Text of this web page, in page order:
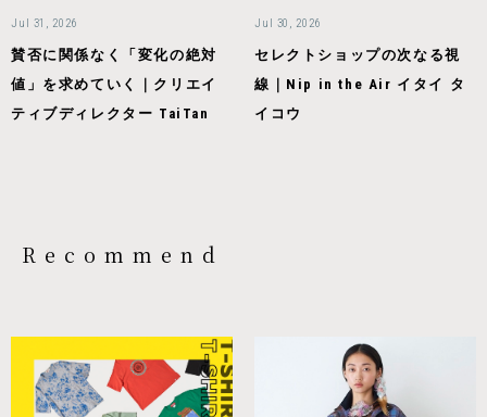
Jul 31, 2026
賛否に関係なく「変化の絶対
値」を求めていく｜クリエイ
ティブディレクター TaiTan
Jul 30, 2026
セレクトショップの次なる視
線｜Nip in the Air イタイ タ
イコウ
Recommend